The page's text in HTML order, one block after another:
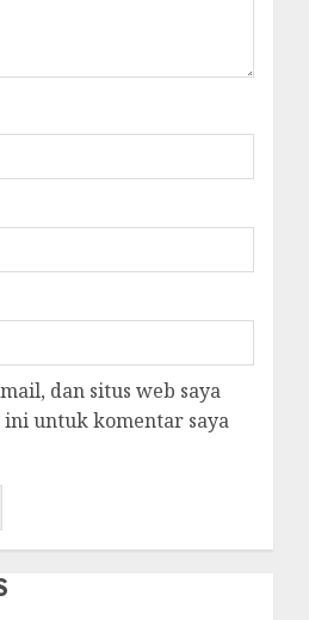
dan situs web saya
untuk komentar saya